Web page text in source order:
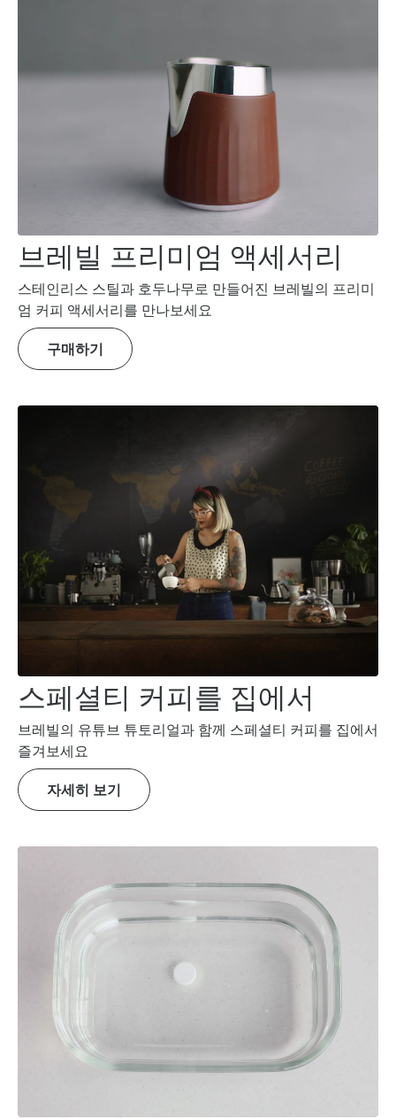
브레빌 프리미엄 액세서리
스테인리스 스틸과 호두나무로 만들어진 브레빌의 프리미
엄 커피 액세서리를 만나보세요
구매하기
스페셜티 커피를 집에서
브레빌의 유튜브 튜토리얼과 함께 스페셜티 커피를 집에서
즐겨보세요
자세히 보기